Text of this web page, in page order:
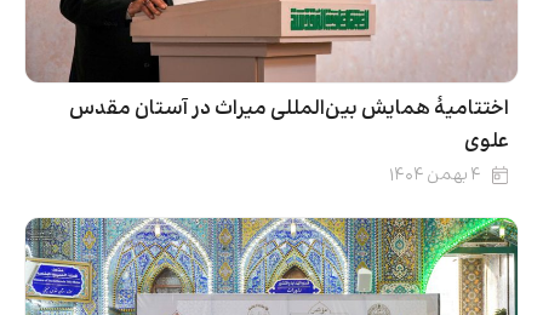
اختتامیۀ همایش بین‌المللی میراث در آستان مقدس
علوی
۴ بهمن ۱۴۰۴